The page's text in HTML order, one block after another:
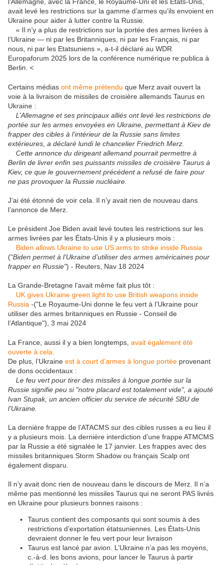
avait levé les restrictions sur la gamme d’armes qu’ils envoient en
Ukraine pour aider à lutter contre la Russie.
« Il n’y a plus de restrictions sur la portée des armes livrées à
l’Ukraine — ni par les Britanniques, ni par les Français, ni par
nous, ni par les Etatsuniens », a-t-il déclaré au WDR
Europaforum 2025 lors de la conférence numérique re:publica à
Berlin. <
Certains médias ont même prétendu que Merz avait ouvert la
voie à la livraison de missiles de croisière allemands Taurus en
Ukraine :
L’Allemagne et ses principaux alliés ont levé les restrictions de
portée sur les armes envoyées en Ukraine, permettant à Kiev de
frapper des cibles à l’intérieur de la Russie sans limites
extérieures, a déclaré lundi le chancelier Friedrich Merz.
Cette annonce du dirigeant allemand pourrait permettre à
Berlin de livrer enfin ses puissants missiles de croisière Taurus à
Kiev, ce que le gouvernement précédent a refusé de faire pour
ne pas provoquer la Russie nucléaire.
J’ai été étonné de voir cela. Il n’y avait rien de nouveau dans
l’annonce de Merz.
Le président Joe Biden avait levé toutes les restrictions sur les
armes livrées par les États-Unis il y a plusieurs mois :
Biden allows Ukraine to use US arms to strike inside Russia
("Biden permet à l’Ukraine d’utiliser des armes américaines pour
frapper en Russie") - Reuters, Nav 18 2024
La Grande-Bretagne l'avait même fait plus tôt :
UK gives Ukraine green light to use British weapons inside
Russia -("Le Royaume-Uni donne le feu vert à l’Ukraine pour
utiliser des armes britanniques en Russie - Conseil de
l’Atlantique"), 3 mai 2024
La France, aussi il y a bien longtemps, avait également été
ouverte à cela.
De plus, l’Ukraine est à court d’armes à longue portée provenant
de dons occidentaux :
Le feu vert pour tirer des missiles à longue portée sur la
Russie signifie peu si "notre placard est totalement vide", a ajouté
Ivan Stupak, un ancien officier du service de sécurité SBU de
l’Ukraine.
La dernière frappe de l’ATACMS sur des cibles russes a eu lieu il
y a plusieurs mois. La dernière interdiction d’une frappe ATMCMS
par la Russie a été signalée le 17 janvier. Les frappes avec des
missiles britanniques Storm Shadow ou français Scalp ont
également disparu.
Il n’y avait donc rien de nouveau dans le discours de Merz. Il n’a
même pas mentionné les missiles Taurus qui ne seront PAS livrés
en Ukraine pour plusieurs bonnes raisons :
Taurus contient des composants qui sont soumis à des
restrictions d’exportation étatsuniennes. Les États-Unis
devraient donner le feu vert pour leur livraison
Taurus est lancé par avion. L’Ukraine n’a pas les moyens,
c.-à-d. les bons avions, pour lancer le Taurus à partir